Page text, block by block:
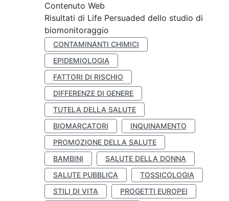
Contenuto Web
Risultati di Life Persuaded dello studio di
biomonitoraggio
CONTAMINANTI CHIMICI
EPIDEMIOLOGIA
FATTORI DI RISCHIO
DIFFERENZE DI GENERE
TUTELA DELLA SALUTE
BIOMARCATORI
INQUINAMENTO
PROMOZIONE DELLA SALUTE
BAMBINI
SALUTE DELLA DONNA
SALUTE PUBBLICA
TOSSICOLOGIA
STILI DI VITA
PROGETTI EUROPEI